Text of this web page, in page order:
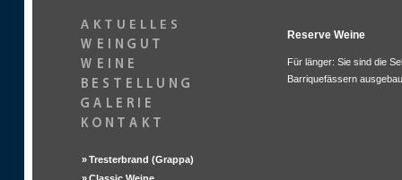
Reserve Weine
Für länger: Sie sind die
Barriquefässern
»Tresterbrand (Grappa)